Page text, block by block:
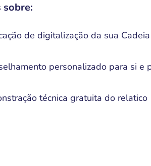
sobre:
de digitalização da sua
personalizado para si e
técnica gratuita do relatico